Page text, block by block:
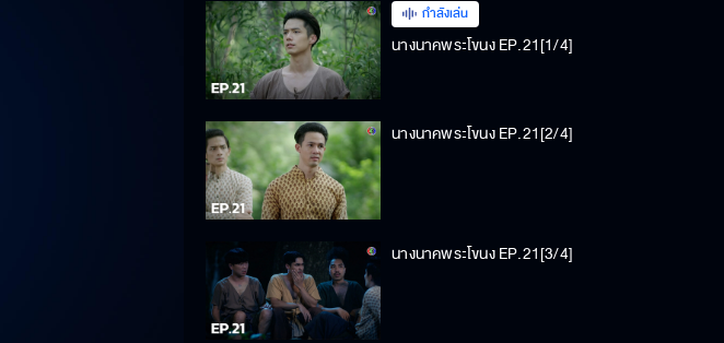
กำลังเล่น
นางนาคพระโขนง EP.21[1/4]
นางนาคพระโขนง EP.21[2/4]
นางนาคพระโขนง EP.21[3/4]